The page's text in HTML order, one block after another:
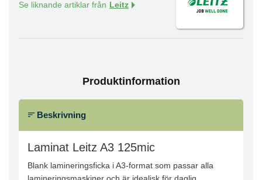
Se liknande artiklar från Leitz
Produktinformation
Beskrivning
Laminat Leitz A3 125mic
Blank lamineringsficka i A3-format som passar alla